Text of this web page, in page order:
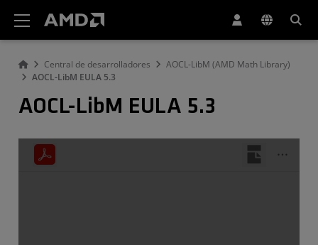
Central de desarrolladores
AOCL-LibM (AMD Math Library)
AOCL-LibM EULA 5.3
AOCL-LibM EULA 5.3